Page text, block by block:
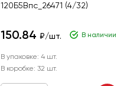
120Б5Впс_26471 (4/32)
150.84 ₽/шт. В наличии
В упаковке: 4 шт.
В коробке: 32 шт.